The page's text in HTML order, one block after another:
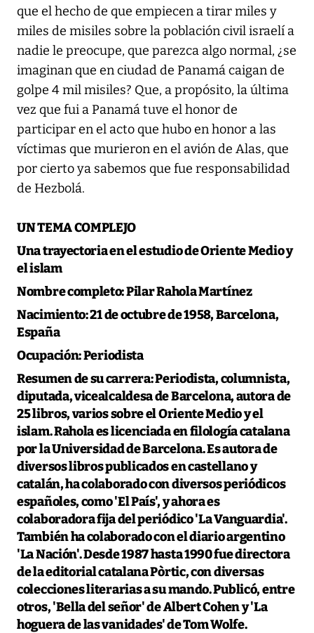
que el hecho de que empiecen a tirar miles y
miles de misiles sobre la población civil israelí a
nadie le preocupe, que parezca algo normal, ¿se
imaginan que en ciudad de Panamá caigan de
golpe 4 mil misiles? Que, a propósito, la última
vez que fui a Panamá tuve el honor de
participar en el acto que hubo en honor a las
víctimas que murieron en el avión de Alas, que
por cierto ya sabemos que fue responsabilidad
de Hezbolá.
UN TEMA COMPLEJO
Una trayectoria en el estudio de Oriente Medio y
el islam
Nombre completo:Pilar Rahola Martínez
Nacimiento:21 de octubre de 1958, Barcelona,
España
Ocupación:Periodista
Resumen de su carrera:Periodista, columnista,
diputada, vicealcaldesa de Barcelona, autora de
25 libros, varios sobre el Oriente Medio y el
islam. Rahola es licenciada en filología catalana
por la Universidad de Barcelona. Es autora de
diversos libros publicados en castellano y
catalán, ha colaborado con diversos periódicos
españoles, como 'El País', y ahora es
colaboradora fija del periódico 'La Vanguardia'.
También ha colaborado con el diario argentino
'La Nación'. Desde 1987 hasta 1990 fue directora
de la editorial catalana Pòrtic, con diversas
colecciones literarias a su mando. Publicó, entre
otros, 'Bella del señor' de Albert Cohen y 'La
hoguera de las vanidades' de Tom Wolfe.